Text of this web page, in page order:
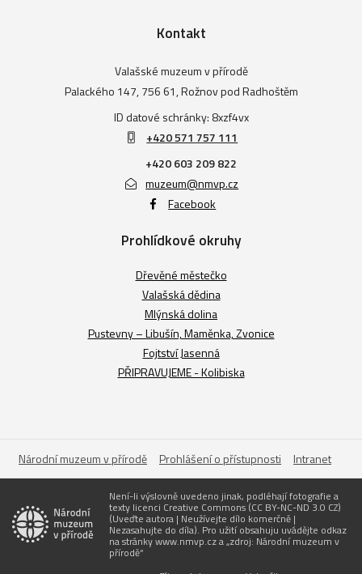
Kontakt
Valašské muzeum v přírodě
Palackého 147, 756 61, Rožnov pod Radhoštěm
ID datové schránky: 8xzf4vx
+420 571 757 111
+420 603 209 822
muzeum@nmvp.cz
Facebook
Prohlídkové okruhy
Dřevěné městečko
Valašská dědina
Mlýnská dolina
Pustevny – Libušín, Maměnka, Zvonice
Fojtství Jasenná
PŘIPRAVUJEME - Kolibiska
Národní muzeum v přírodě Prohlášení o přístupnosti Intranet
Není-li výslovně uvedeno jinak, podléhají fotografie a
texty licenci Creative Commons (CC BY-NC-ND 3.0 CZ)
(Uveďte autora | Neužívejte dílo komerčně |
Nezasahujte do díla). Pro užití obsahuju uvádějte odkaz
na stránky www.nmvp.cz a „zdroj: Národní muzeum v
přírodě“